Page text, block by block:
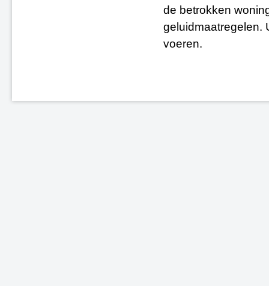
de betrokken
geluidmaatregelen.
voeren.